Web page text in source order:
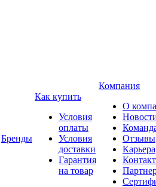
Бренды
Как купить
Условия
оплаты
Условия
доставки
Гарантия
на товар
Компания
О
Отзывы
Карьера